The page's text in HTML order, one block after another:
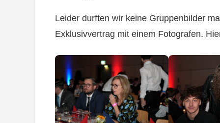
Leider durften wir keine Gruppenbilder
Exklusivvertrag mit einem Fotografen.